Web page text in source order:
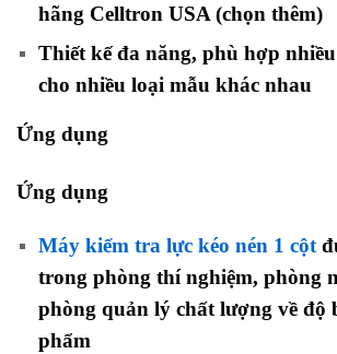
hãng Celltron USA (chọn thêm)
Thiết kế đa năng, phù hợp
cho nhiều loại mẫu khác nhau
Ứng dụng
Ứng dụng
Máy kiểm tra lực kéo nén 1 cột
trong phòng thí nghiệm, phòng
phòng quản lý chất lượng về độ
phẩm